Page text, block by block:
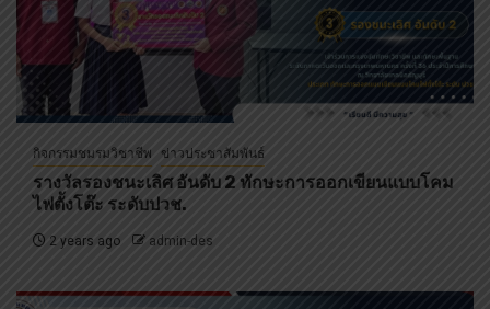
กิจกรรมชมรมวิชาชีพ ข่าวประชาสัมพันธ์
รางวัลรองชนะเลิศ อันดับ 2 ทักษะการออกเขียนแบบโคม
ไฟตั้งโต๊ะ ระดับปวช.
2 years ago admin-des